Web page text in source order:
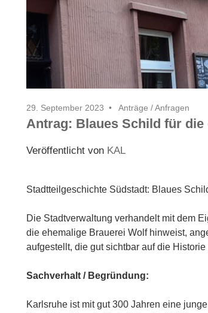
29. September 2023 Anträge / Anfragen
Antrag: Blaues Schild für
Veröffentlicht von KAL
Stadtteilgeschichte Südstadt: Blaues
Die Stadtverwaltung verhandelt mit dem
die ehemalige Brauerei Wolf hinweist,
aufgestellt, die gut sichtbar auf die
Sachverhalt / Begründung:
Karlsruhe ist mit gut 300 Jahren eine